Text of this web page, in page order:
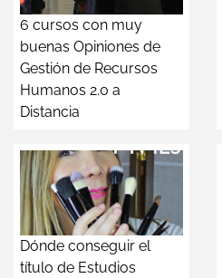
6 cursos con muy
buenas Opiniones de
Gestión de Recursos
Humanos 2.0 a
Distancia
Dónde conseguir el
título de Estudios